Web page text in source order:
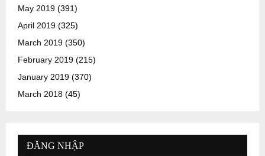
May 2019 (391)
April 2019 (325)
March 2019 (350)
February 2019 (215)
January 2019 (370)
March 2018 (45)
ĐĂNG NHẬP